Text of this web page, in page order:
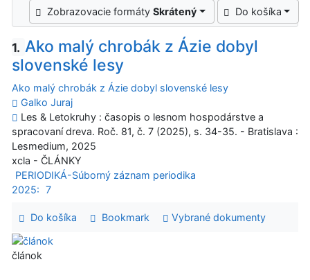
Zobrazovacie formátySkrátený Do košíka
1. Ako malý chrobák z Ázie dobyl
slovenské lesy
Ako malý chrobák z Ázie dobyl slovenské lesy
Galko Juraj
Les & Letokruhy : časopis o lesnom hospodárstve a
spracovaní dreva. Roč. 81, č. 7 (2025), s. 34-35. - Bratislava :
Lesmedium, 2025
xcla - ČLÁNKY
PERIODIKÁ-Súborný záznam periodika
2025: 7
Do košíka Bookmark Vybrané dokumenty
článok